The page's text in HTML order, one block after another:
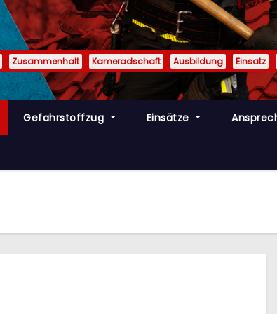
Zusammenhalt Kameradschaft Ausbildung Einsatz
Gefahrstoffzug Einsätze